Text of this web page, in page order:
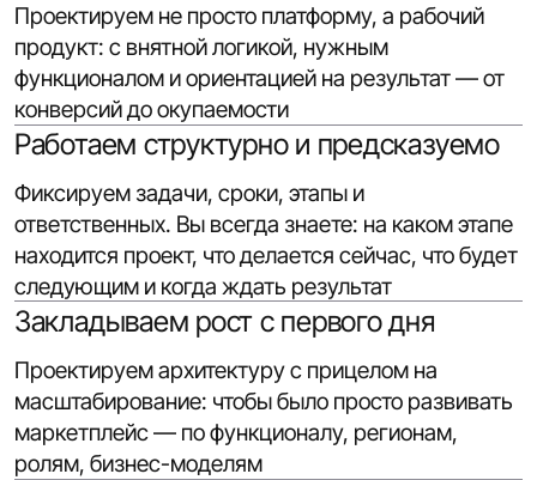
Проектируем не просто платформу, а рабочий
продукт: с внятной логикой, нужным
функционалом и ориентацией на результат — от
конверсий до окупаемости
Работаем структурно и предсказуемо
Фиксируем задачи, сроки, этапы и
ответственных. Вы всегда знаете: на каком этапе
находится проект, что делается сейчас, что будет
следующим и когда ждать результат
Закладываем рост с первого дня
Проектируем архитектуру с прицелом на
масштабирование: чтобы было просто развивать
маркетплейс — по функционалу, регионам,
ролям, бизнес-моделям